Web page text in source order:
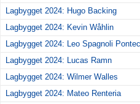
Lagbygget 2024: Hugo Backing
Lagbygget 2024: Kevin Wåhlin
Lagbygget 2024: Leo Spagnoli
Lagbygget 2024: Lucas Ramn
Lagbygget 2024: Wilmer Walles
Lagbygget 2024: Mateo Renteria